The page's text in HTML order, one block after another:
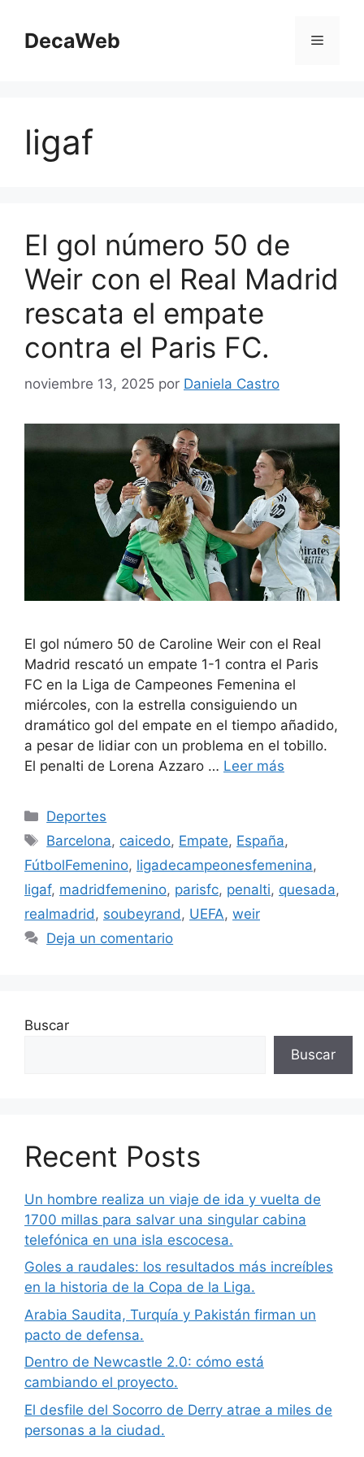
contenido
DecaWeb Menú
ligaf
El gol número 50 de
Weir con el Real Madrid
rescata el empate
contra el Paris FC.
noviembre 13, 2025 por Daniela Castro
El gol número 50 de Caroline Weir con el Real
Madrid rescató un empate 1-1 contra el Paris
FC en la Liga de Campeones Femenina el
miércoles, con la estrella consiguiendo un
dramático gol del empate en el tiempo añadido,
a pesar de lidiar con un problema en el tobillo.
El penalti de Lorena Azzaro … Leer más
Categorías
Deportes
Etiquetas
Barcelona, caicedo, Empate, España,
FútbolFemenino, ligadecampeonesfemenina,
ligaf, madridfemenino, parisfc, penalti, quesada,
realmadrid , soubeyrand , UEFA, weir
Deja un comentario
Buscar
Buscar
Recent Posts
Un hombre realiza un viaje de ida y vuelta de
1700 millas para salvar una singular cabina
telefónica en una isla escocesa.
Goles a raudales: los resultados más increíbles
en la historia de la Copa de la Liga.
Arabia Saudita, Turquía y Pakistán firman un
pacto de defensa.
Dentro de Newcastle 2.0: cómo está
cambiando el proyecto.
El desfile del Socorro de Derry atrae a miles de
personas a la ciudad.